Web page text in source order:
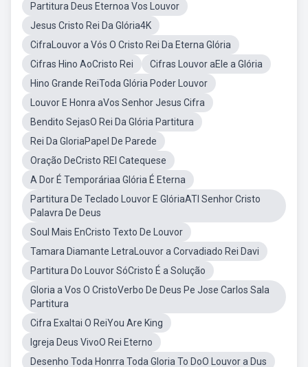
Partitura Deus Eternoa Vos Louvor
Jesus Cristo Rei Da Glória4K
CifraLouvor a Vós O Cristo Rei Da Eterna Glória
Cifras Hino AoCristo Rei
Cifras Louvor aEle a Glória
Hino Grande ReiToda Glória Poder Louvor
Louvor E Honra aVos Senhor Jesus Cifra
Bendito SejasO Rei Da Glória Partitura
Rei Da GloriaPapel De Parede
Oração DeCristo REI Catequese
A Dor É Temporáriaa Glória É Eterna
Partitura De Teclado Louvor E GlóriaATI Senhor Cristo
Palavra De Deus
Soul Mais EnCristo Texto De Louvor
Tamara Diamante LetraLouvor a Corvadiado Rei Davi
Partitura Do Louvor SóCristo É a Solução
Gloria a Vos O CristoVerbo De Deus Pe Jose Carlos Sala
Partitura
Cifra Exaltai O ReiYou Are King
Igreja Deus VivoO Rei Eterno
Desenho Toda Honrra Toda Gloria To DoO Louvor a Dus